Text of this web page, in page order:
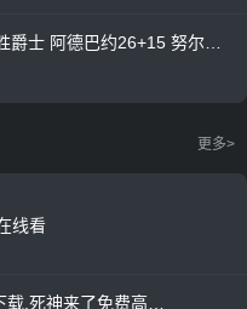
更多>
线看